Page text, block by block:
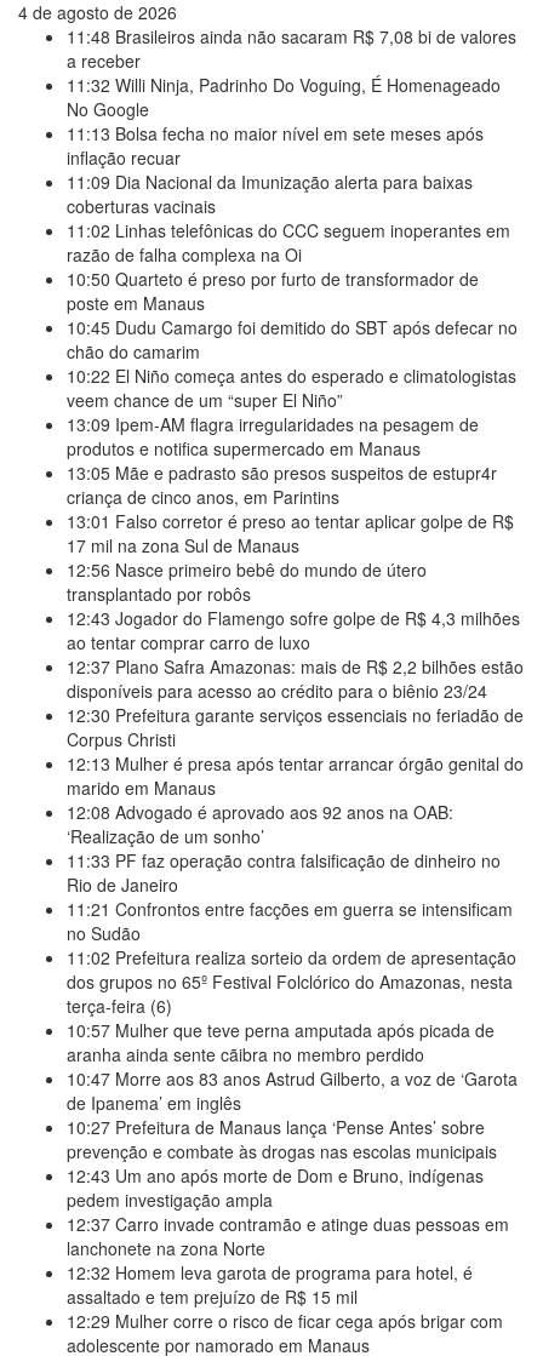
4 de agosto de 2026
11:48 Brasileiros ainda não sacaram R$ 7,08 bi de valores
a receber
11:32 Willi Ninja, Padrinho Do Voguing, É Homenageado
No Google
11:13 Bolsa fecha no maior nível em sete meses após
inflação recuar
11:09 Dia Nacional da Imunização alerta para baixas
coberturas vacinais
11:02 Linhas telefônicas do CCC seguem inoperantes em
razão de falha complexa na Oi
10:50 Quarteto é preso por furto de transformador de
poste em Manaus
10:45 Dudu Camargo foi demitido do SBT após defecar no
chão do camarim
10:22 El Niño começa antes do esperado e climatologistas
veem chance de um “super El Niño”
13:09 Ipem-AM flagra irregularidades na pesagem de
produtos e notifica supermercado em Manaus
13:05 Mãe e padrasto são presos suspeitos de estupr4r
criança de cinco anos, em Parintins
13:01 Falso corretor é preso ao tentar aplicar golpe de R$
17 mil na zona Sul de Manaus
12:56 Nasce primeiro bebê do mundo de útero
transplantado por robôs
12:43 Jogador do Flamengo sofre golpe de R$ 4,3 milhões
ao tentar comprar carro de luxo
12:37 Plano Safra Amazonas: mais de R$ 2,2 bilhões estão
disponíveis para acesso ao crédito para o biênio 23/24
12:30 Prefeitura garante serviços essenciais no feriadão de
Corpus Christi
12:13 Mulher é presa após tentar arrancar órgão genital do
marido em Manaus
12:08 Advogado é aprovado aos 92 anos na OAB:
‘Realização de um sonho’
11:33 PF faz operação contra falsificação de dinheiro no
Rio de Janeiro
11:21 Confrontos entre facções em guerra se intensificam
no Sudão
11:02 Prefeitura realiza sorteio da ordem de apresentação
dos grupos no 65º Festival Folclórico do Amazonas, nesta
terça-feira (6)
10:57 Mulher que teve perna amputada após picada de
aranha ainda sente cãibra no membro perdido
10:47 Morre aos 83 anos Astrud Gilberto, a voz de ‘Garota
de Ipanema’ em inglês
10:27 Prefeitura de Manaus lança ‘Pense Antes’ sobre
prevenção e combate às drogas nas escolas municipais
12:43 Um ano após morte de Dom e Bruno, indígenas
pedem investigação ampla
12:37 Carro invade contramão e atinge duas pessoas em
lanchonete na zona Norte
12:32 Homem leva garota de programa para hotel, é
assaltado e tem prejuízo de R$ 15 mil
12:29 Mulher corre o risco de ficar cega após brigar com
adolescente por namorado em Manaus